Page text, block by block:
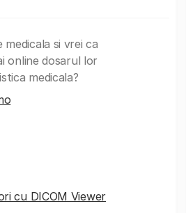
si vrei ca
online dosarul lor
medicala?
cu DICOM Viewer